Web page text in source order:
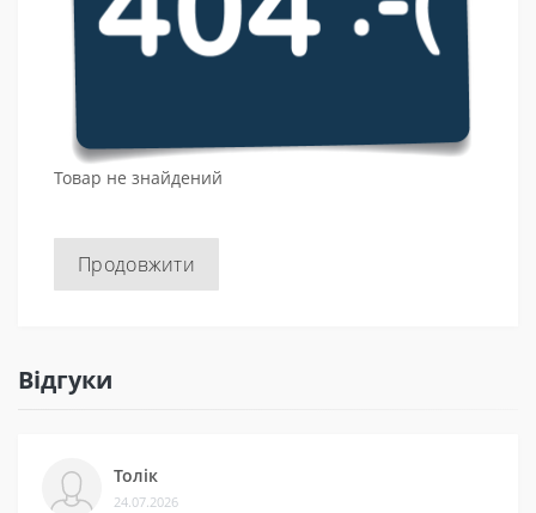
Товар не знайдений
Продовжити
Відгуки
Толік
24.07.2026